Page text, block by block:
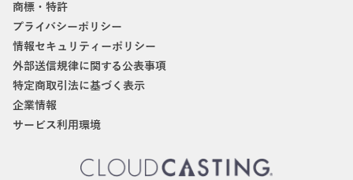
商標・特許
プライバシーポリシー
情報セキュリティーポリシー
外部送信規律に関する公表事項
特定商取引法に基づく表示
企業情報
サービス利用環境